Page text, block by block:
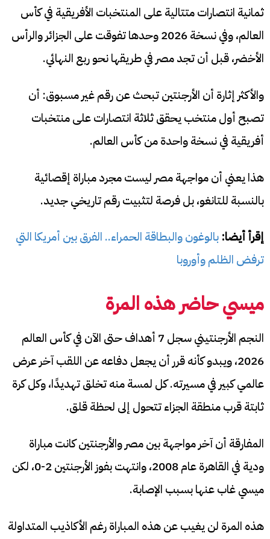
ثمانية انتصارات متتالية على المنتخبات الأفريقية في كأس
العالم، وفي نسخة 2026 وحدها تفوقت على الجزائر والرأس
الأخضر، قبل أن تجد مصر في طريقها نحو ربع النهائي.
والأكثر إثارة أن الأرجنتين تبحث عن رقم غير مسبوق: أن
تصبح أول منتخب يحقق ثلاثة انتصارات على منتخبات
أفريقية في نسخة واحدة من كأس العالم.
هذا يعني أن مواجهة مصر ليست مجرد مباراة إقصائية
بالنسبة للتانغو، بل فرصة لتثبيت رقم تاريخي جديد.
إقرأ أيضا: بالوغون والبطاقة الحمراء.. الفرق بين أمريكا التي
ترفض الظلم وأوروبا
ميسي حاضر هذه المرة
النجم الأرجنتيني سجل 7 أهداف حتى الآن في كأس العالم
2026، ويبدو كأنه قرر أن يجعل دفاعه عن اللقب آخر عرض
عالمي كبير في مسيرته. كل لمسة منه تخلق تهديدًا، وكل كرة
ثابتة قرب منطقة الجزاء تتحول إلى لحظة قلق.
المفارقة أن آخر مواجهة بين مصر والأرجنتين كانت مباراة
ودية في القاهرة عام 2008، وانتهت بفوز الأرجنتين 2-0، لكن
ميسي غاب عنها بسبب الإصابة.
هذه المرة لن يغيب عن هذه المباراة رغم الأكاذيب المتداولة